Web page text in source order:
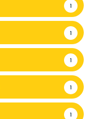
1
1
1
1
1